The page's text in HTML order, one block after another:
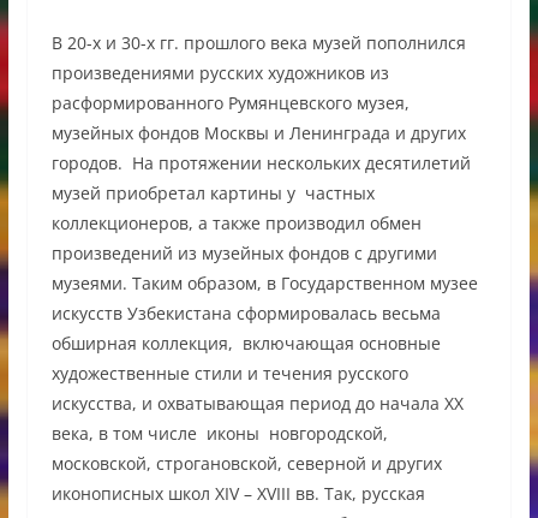
В 20-х и 30-х гг. прошлого века музей пополнился
произведениями русских художников из
расформированного Румянцевского музея,
музейных фондов Москвы и Ленинграда и других
городов. На протяжении нескольких десятилетий
музей приобретал картины у частных
коллекционеров, а также производил обмен
произведений из музейных фондов с другими
музеями. Таким образом, в Государственном музее
искусств Узбекистана сформировалась весьма
обширная коллекция, включающая основные
художественные стили и течения русского
искусства, и охватывающая период до начала ХХ
века, в том числе иконы новгородской,
московской, строгановской, северной и других
иконописных школ XIV – XVIII вв. Так, русская